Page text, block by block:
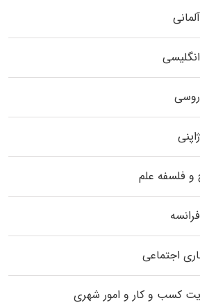
روسی
و فلسفه علم
اجتماعی
کسب و کار و امور شهری